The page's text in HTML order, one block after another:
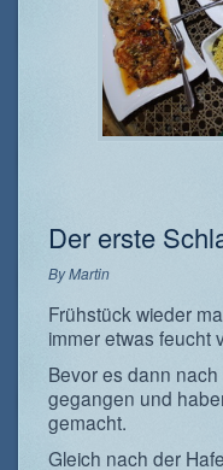
Der erste
ByMartin
Frühstück wieder
immer etwas feucht
Bevor es dann
gegangen und
gemacht.
Gleich nach der